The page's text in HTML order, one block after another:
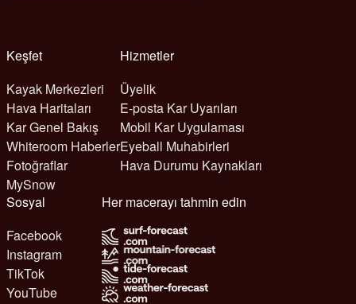
Keşfet
Kayak Merkezleri
Hava Haritaları
Kar Genel Bakış
Whiteroom Haberler
Fotoğraflar
MySnow
Hizmetler
Üyelik
E-posta Kar Uyarıları
Mobil Kar Uygulaması
Eyeball Muhabirleri
Hava Durumu Kaynakları
Sosyal
Facebook
Instagram
TikTok
YouTube
Her macerayı tahmin edin